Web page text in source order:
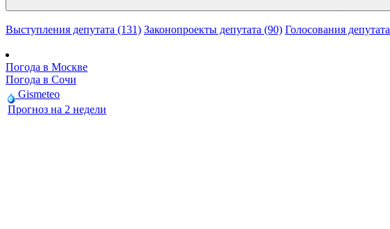
Выступления депутата (131) Законопроекты депутата (90) Голосования депутата
Погода в Москве
Погода в Сочи
Gismeteo
Прогноз на 2 недели